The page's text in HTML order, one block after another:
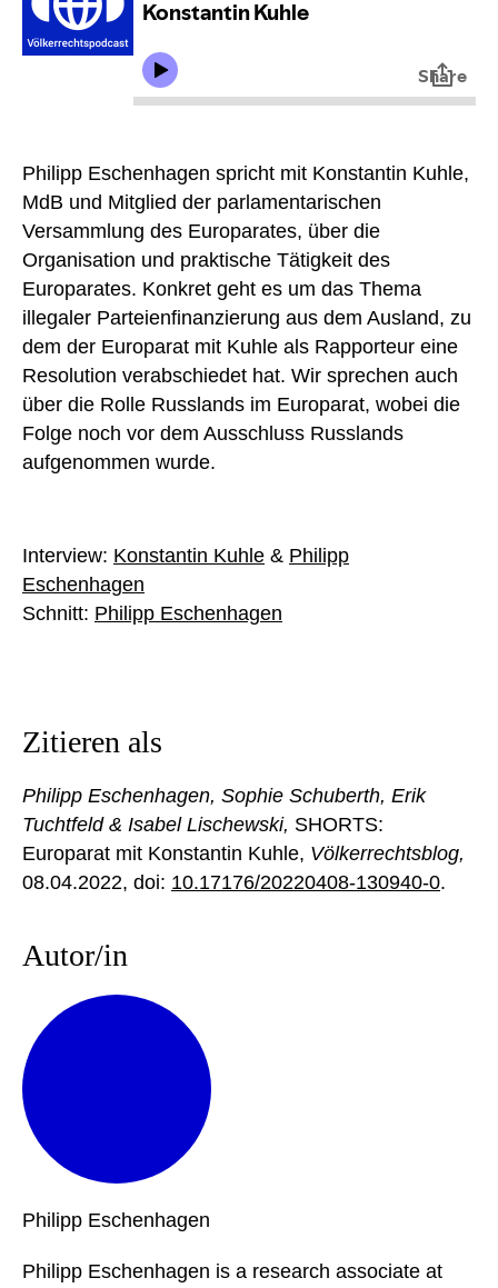
Philipp Eschenhagen spricht mit Konstantin Kuhle,
MdB und Mitglied der parlamentarischen
Versammlung des Europarates, über die
Organisation und praktische Tätigkeit des
Europarates. Konkret geht es um das Thema
illegaler Parteienfinanzierung aus dem Ausland, zu
dem der Europarat mit Kuhle als Rapporteur eine
Resolution verabschiedet hat. Wir sprechen auch
über die Rolle Russlands im Europarat, wobei die
Folge noch vor dem Ausschluss Russlands
aufgenommen wurde.
Interview: Konstantin Kuhle & Philipp
Eschenhagen
Schnitt: Philipp Eschenhagen
Zitieren als
Philipp Eschenhagen, Sophie Schuberth, Erik
Tuchtfeld & Isabel Lischewski, SHORTS:
Europarat mit Konstantin Kuhle, Völkerrechtsblog,
08.04.2022, doi: 10.17176/20220408-130940-0.
Autor/in
Philipp Eschenhagen
Philipp Eschenhagen is a research associate at